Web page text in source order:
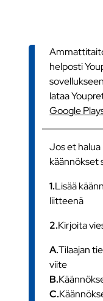
helposti
lataa
Google
Jos et
käännökset
1.Lisää
liitteenä
2.Kirjoita
A.Tilaajan
viite
B.
C.